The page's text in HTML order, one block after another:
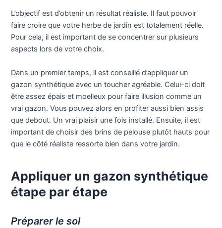
L’objectif est d’obtenir un résultat réaliste. Il faut pouvoir
faire croire que votre herbe de jardin est totalement réelle.
Pour cela, il est important de se concentrer sur plusieurs
aspects lors de votre choix.
Dans un premier temps, il est conseillé d’appliquer un
gazon synthétique avec un toucher agréable. Celui-ci doit
être assez épais et moelleux pour faire illusion comme un
vrai gazon. Vous pouvez alors en profiter aussi bien assis
que debout. Un vrai plaisir une fois installé. Ensuite, il est
important de choisir des brins de pelouse plutôt hauts pour
que le côté réaliste ressorte bien dans votre jardin.
Appliquer un gazon synthétique
étape par étape
Préparer le sol